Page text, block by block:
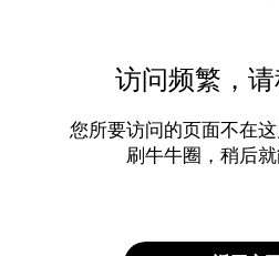
访问频繁，
您所要访问的页面不在
刷牛牛圈，稍后